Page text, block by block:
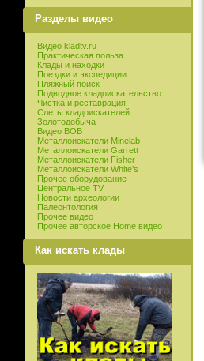
Разделы видео
Видео kladtv.ru
Практическая польза
Клады и находки
Поездки и экспедиции
Пляжный поиск
Подводное кладоискательство
Чистка и реставрация
Слеты кладоискателей
Золотодобыча
Видео ВОВ
Металлоискатели Minelab
Металлоискатели Garrett
Металлоискатели Fisher
Металлоискатели White’s
Прочее оборудование
Центральное TV
Новости археологии
Палеонтология
Прочее видео
Прочее авторское Home видео
Как искать клады